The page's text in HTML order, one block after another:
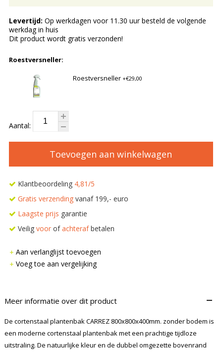
Levertijd: Op werkdagen voor 11.30 uur besteld de volgende
werkdag in huis
Dit product wordt gratis verzonden!
Roestversneller:
Roestversneller +€29,00
Aantal:
Toevoegen aan winkelwagen
Klantbeoordeling 4,81/5
Gratis verzendingvanaf 199,- euro
Laagste prijs garantie
Veilig voorofachterafbetalen
Aan verlanglijst toevoegen
Voeg toe aan vergelijking
Meer informatie over dit product –
De cortenstaal plantenbak CARREZ 800x800x400mm. zonder bodem is
een moderne cortenstaal plantenbak met een prachtige tijdloze
uitstraling. De natuurlijke kleur en de dubbel omgezette bovenrand